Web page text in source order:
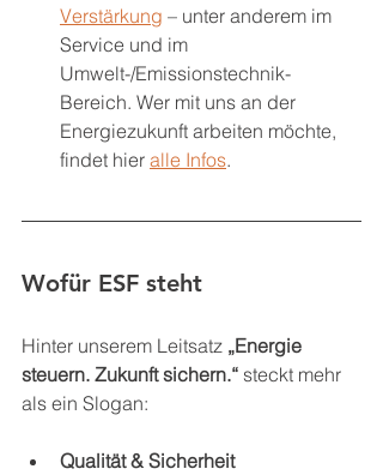
Verstärkung – unter anderem im
Service und im
Umwelt-/Emissionstechnik-
Bereich. Wer mit uns an der
Energiezukunft arbeiten möchte,
findet hier alle Infos.
Wofür ESF steht
Hinter unserem Leitsatz „Energie
steuern. Zukunft sichern.“ steckt mehr
als ein Slogan:
Qualität & Sicherheit